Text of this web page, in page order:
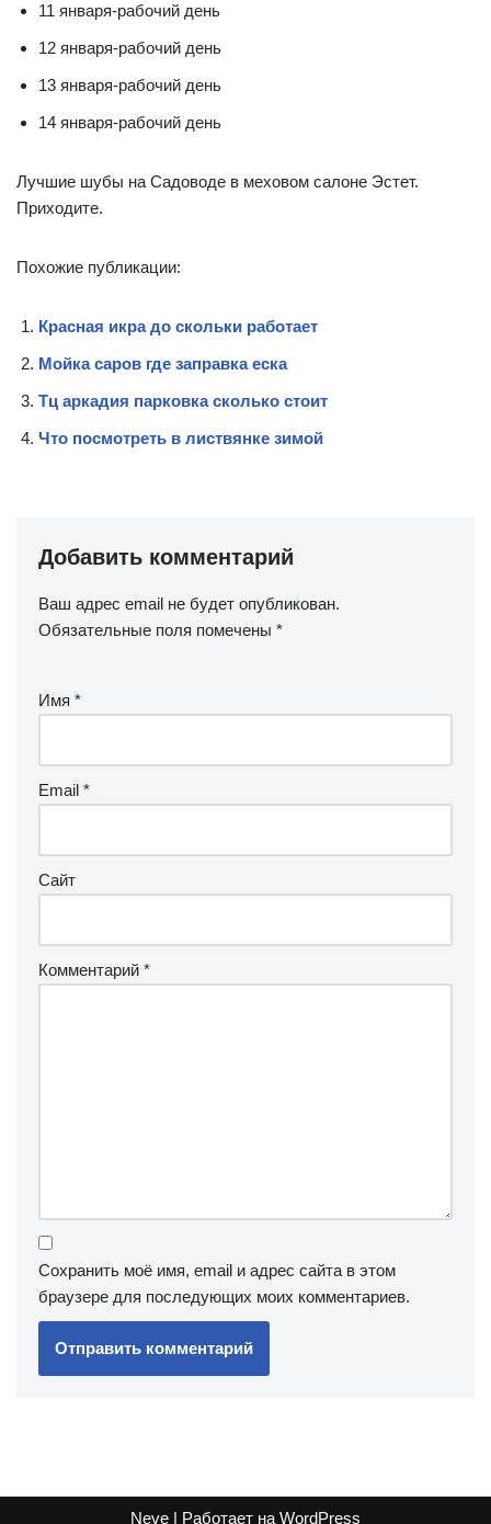
11 января-рабочий день
12 января-рабочий день
13 января-рабочий день
14 января-рабочий день
Лучшие шубы на Садоводе в меховом салоне Эстет.
Приходите.
Похожие публикации:
Красная икра до скольки работает
Мойка саров где заправка еска
Тц аркадия парковка сколько стоит
Что посмотреть в листвянке зимой
Добавить комментарий
Ваш адрес email не будет опубликован.
Обязательные поля помечены *
Имя *
Email *
Сайт
Комментарий *
Сохранить моё имя, email и адрес сайта в этом
браузере для последующих моих комментариев.
Neve | Работает на WordPress